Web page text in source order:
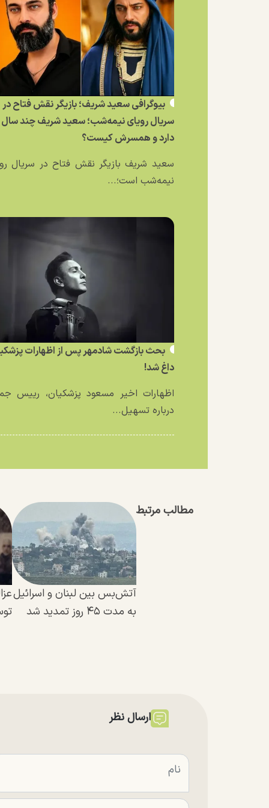
بیوگرافی سعید شریف؛ بازیگر نقش فتاح در
سریال رویای نیمه‌شب؛ سعید شریف چند سال
دارد و همسرش کیست؟
سعید شریف بازیگر نقش فتاح در سریال
نیمه‌شب است؛...
بحث بازگشت شادمهر پس از اظهارات
داغ شد!
اظهارات اخیر مسعود پزشکیان، رییس
درباره تسهیل...
مطالب مرتبط
آتش‌بس بین لبنان و اسرائیل
به مدت ۴۵ روز تمدید شد
ارسال نظر